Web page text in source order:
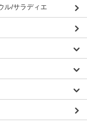
ル/サラディエ